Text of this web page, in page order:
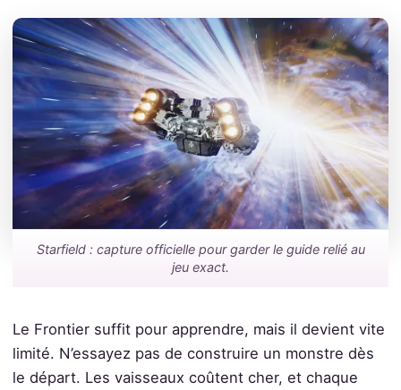
Starfield : capture officielle pour garder le guide relié au
jeu exact.
Le Frontier suffit pour apprendre, mais il devient vite
limité. N’essayez pas de construire un monstre dès
le départ. Les vaisseaux coûtent cher, et chaque